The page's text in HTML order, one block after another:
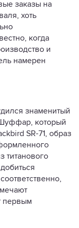
заказы на
хоть
когда
и
намерен
знаменитый
который
SR-71, образ
титанового
первым